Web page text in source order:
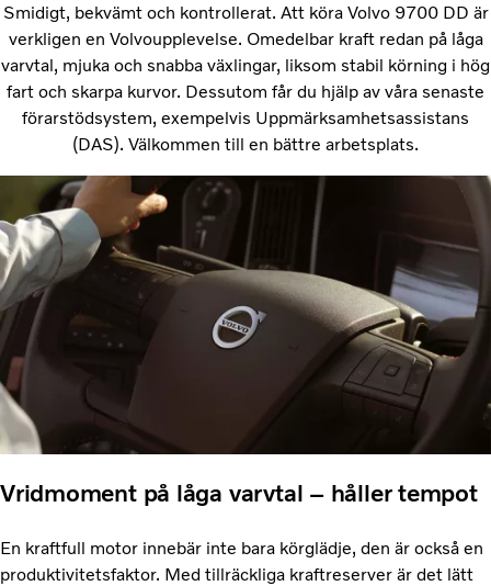
Smidigt, bekvämt och kontrollerat. Att köra Volvo 9700 DD är
verkligen en Volvoupplevelse. Omedelbar kraft redan på låga
varvtal, mjuka och snabba växlingar, liksom stabil körning i hög
fart och skarpa kurvor. Dessutom får du hjälp av våra senaste
förarstödsystem, exempelvis Uppmärksamhetsassistans
(DAS). Välkommen till en bättre arbetsplats.
Vridmoment på låga varvtal – håller tempot
En kraftfull motor innebär inte bara körglädje, den är också en
produktivitetsfaktor. Med tillräckliga kraftreserver är det lätt